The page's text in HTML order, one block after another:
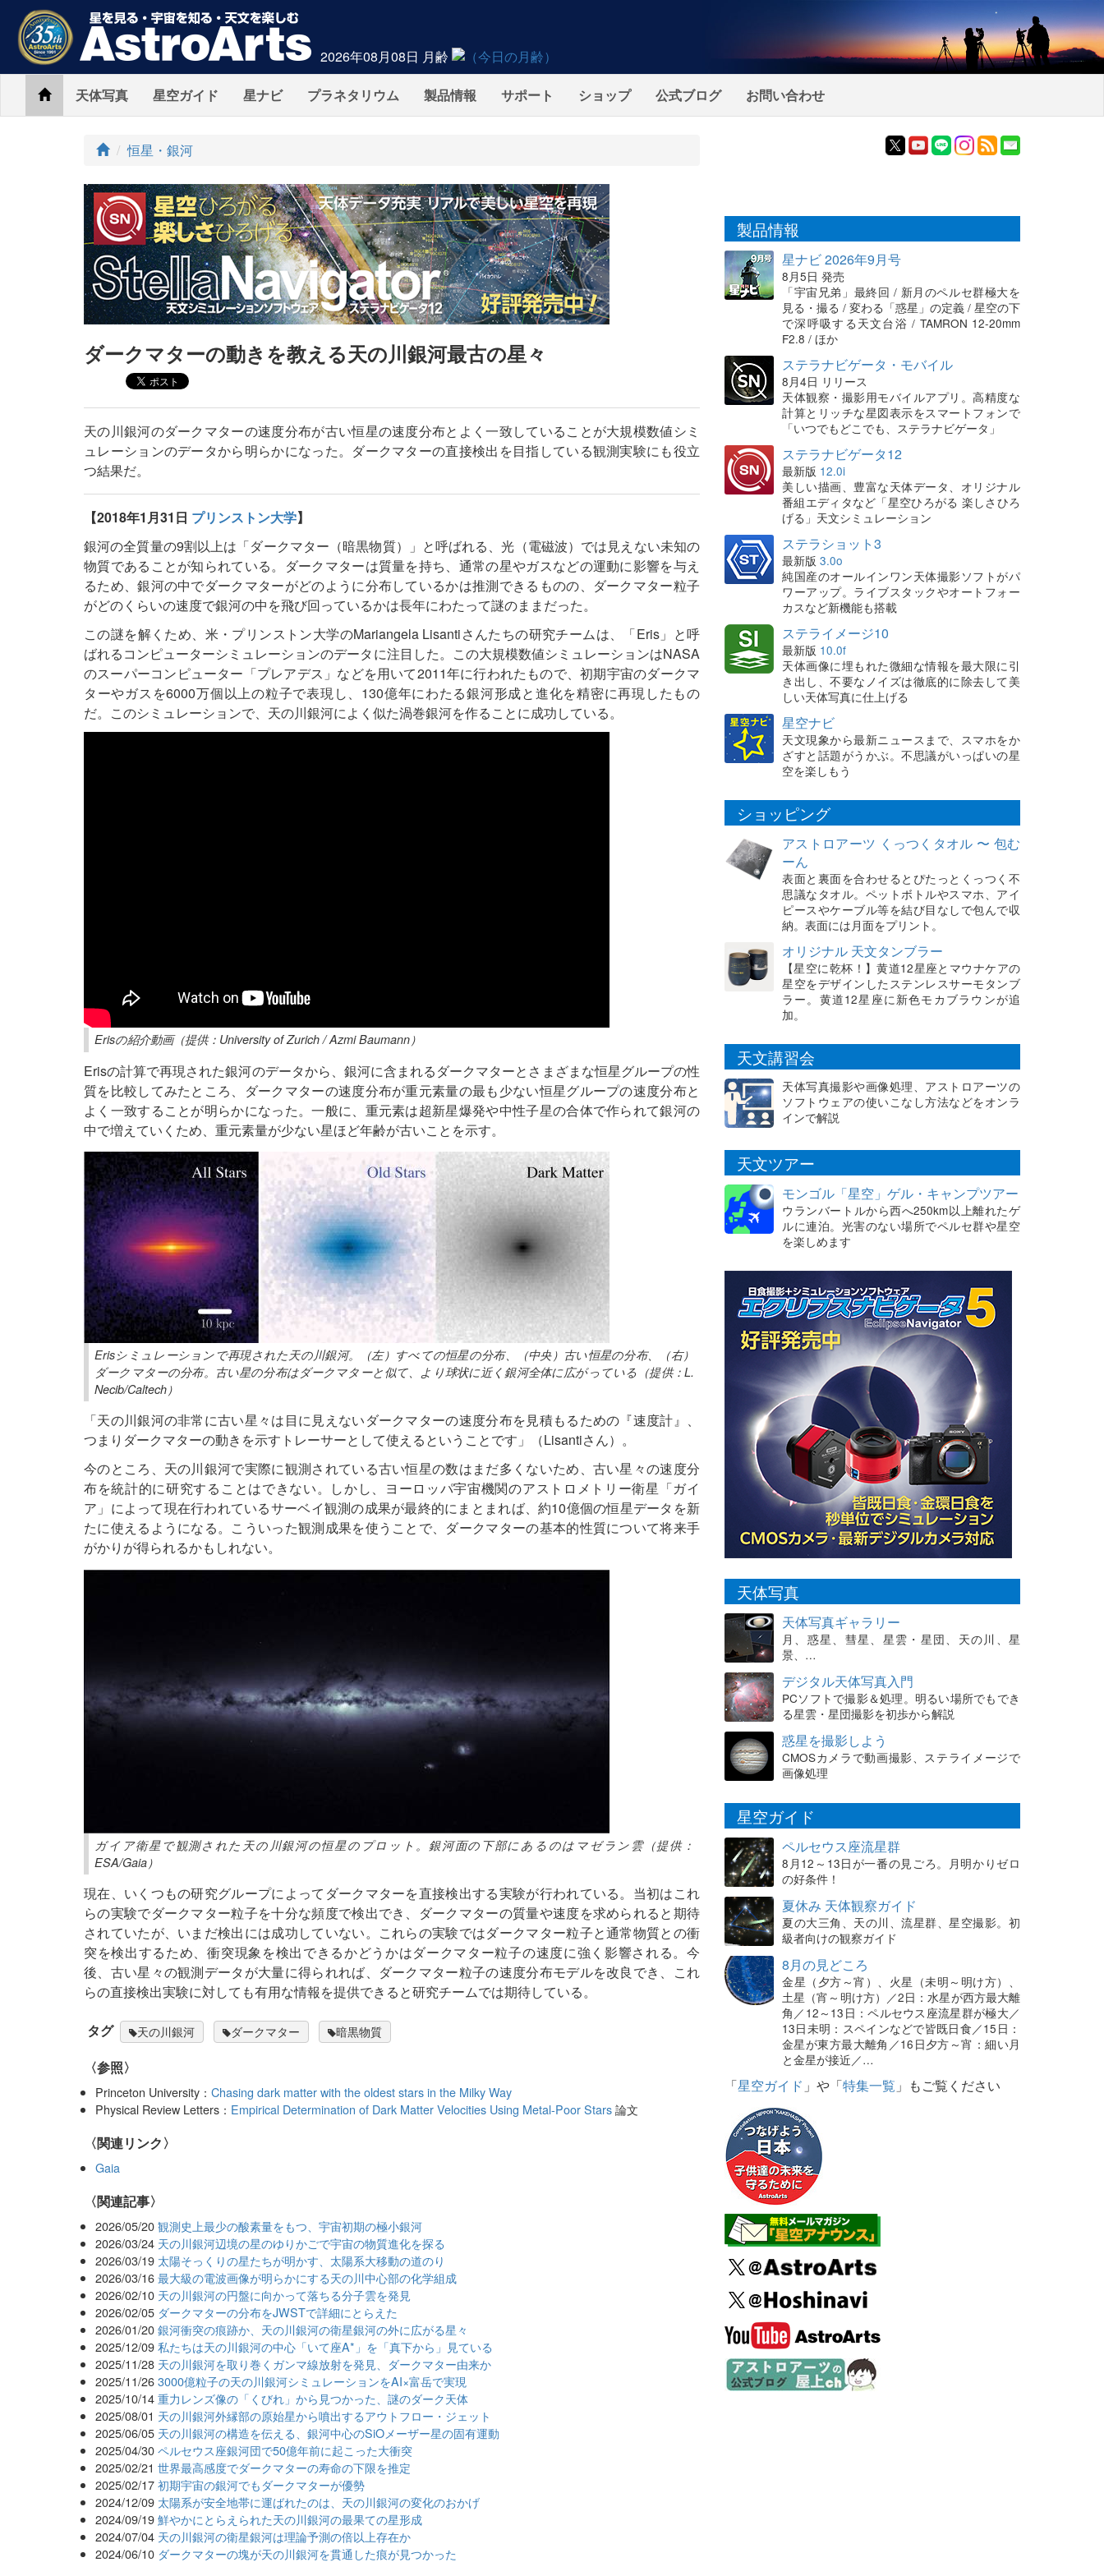
2026年08月08日 月齢
Home天体写真 星空ガイド 星ナビ プラネタリウム 製品情報 サポート ショップ 公式ブログ お問い合わせ
ト
プ
恒星・銀河
ダークマターの動きを教える天の川銀河最古の星々
天の川銀河のダークマターの速度分布が古い恒星の速度分布とよく一致していることが大規模数値シミ
ュレーションのデータから明らかになった。ダークマターの直接検出を目指している観測実験にも役立
つ結果だ。
【2018年1月31日 プリンストン大学】
銀河の全質量の9割以上は「ダークマター（暗黒物質）」と呼ばれる、光（電磁波）では見えない未知の
物質であることが知られている。ダークマターは質量を持ち、通常の星やガスなどの運動に影響を与え
るため、銀河の中でダークマターがどのように分布しているかは推測できるものの、ダークマター粒子
がどのくらいの速度で銀河の中を飛び回っているかは長年にわたって謎のままだった。
この謎を解くため、米・プリンストン大学のMariangela Lisantiさんたちの研究チームは、「Eris」と呼
ばれるコンピューターシミュレーションのデータに注目した。この大規模数値シミュレーションはNASA
のスーパーコンピューター「プレアデス」などを用いて2011年に行われたもので、初期宇宙のダークマ
ターやガスを6000万個以上の粒子で表現し、130億年にわたる銀河形成と進化を精密に再現したもの
だ。このシミュレーションで、天の川銀河によく似た渦巻銀河を作ることに成功している。
Erisの紹介動画（提供：University of Zurich / Azmi Baumann）
Erisの計算で再現された銀河のデータから、銀河に含まれるダークマターとさまざまな恒星グループの性
質を比較してみたところ、ダークマターの速度分布が重元素量の最も少ない恒星グループの速度分布と
よく一致することが明らかになった。一般に、重元素は超新星爆発や中性子星の合体で作られて銀河の
中で増えていくため、重元素量が少ない星ほど年齢が古いことを示す。
Erisシミュレーションで再現された天の川銀河。（左）すべての恒星の分布、（中央）古い恒星の分布、（右）
ダークマターの分布。古い星の分布はダークマターと似て、より球状に近く銀河全体に広がっている（提供：L.
Necib/Caltech）
「天の川銀河の非常に古い星々は目に見えないダークマターの速度分布を見積もるための『速度計』、
つまりダークマターの動きを示すトレーサーとして使えるということです」（Lisantiさん）。
今のところ、天の川銀河で実際に観測されている古い恒星の数はまだ多くないため、古い星々の速度分
布を統計的に研究することはできない。しかし、ヨーロッパ宇宙機関のアストロメトリー衛星「ガイ
ア」によって現在行われているサーベイ観測の成果が最終的にまとまれば、約10億個の恒星データを新
たに使えるようになる。こういった観測成果を使うことで、ダークマターの基本的性質について将来手
がかりが得られるかもしれない。
ガイア衛星で観測された天の川銀河の恒星のプロット。銀河面の下部にあるのはマゼラン雲（提供：
ESA/Gaia）
現在、いくつもの研究グループによってダークマターを直接検出する実験が行われている。当初はこれ
らの実験でダークマター粒子を十分な頻度で検出でき、ダークマターの質量や速度を求められると期待
されていたが、いまだ検出には成功していない。これらの実験ではダークマター粒子と通常物質との衝
突を検出するため、衝突現象を検出できるかどうかはダークマター粒子の速度に強く影響される。今
後、古い星々の観測データが大量に得られれば、ダークマター粒子の速度分布モデルを改良でき、これ
らの直接検出実験に対しても有用な情報を提供できると研究チームでは期待している。
タグ 天の川銀河 ダークマター 暗黒物質
〈参照〉
Princeton University：Chasing dark matter with the oldest stars in the Milky Way
Physical Review Letters： Empirical Determination of Dark Matter Velocities Using Metal-Poor Stars論文
〈関連リンク〉
Gaia
関連記事
2026/05/20 観測史上最少の酸素量をもつ、宇宙初期の極小銀河
2026/03/24 天の川銀河辺境の星のゆりかごで宇宙の物質進化を探る
2026/03/19 太陽そっくりの星たちが明かす、太陽系大移動の道のり
2026/03/16 最大級の電波画像が明らかにする天の川中心部の化学組成
2026/02/10 天の川銀河の円盤に向かって落ちる分子雲を発見
2026/02/05 ダークマターの分布をJWSTで詳細にとらえた
2026/01/20 銀河衝突の痕跡か、天の川銀河の衛星銀河の外に広がる星々
2025/12/09 私たちは天の川銀河の中心「いて座A*」を「真下から」見ている
2025/11/28 天の川銀河を取り巻くガンマ線放射を発見、ダークマター由来か
2025/11/26 3000億粒子の天の川銀河シミュレーションをAI×富岳で実現
2025/10/14 重力レンズ像の「くびれ」から見つかった、謎のダーク天体
2025/08/01 天の川銀河外縁部の原始星から噴出するアウトフロー・ジェット
2025/06/05 天の川銀河の構造を伝える、銀河中心のSiOメーザー星の固有運動
2025/04/30 ペルセウス座銀河団で50億年前に起こった大衝突
2025/02/21 世界最高感度でダークマターの寿命の下限を推定
2025/02/17 初期宇宙の銀河でもダークマターが優勢
2024/12/09 太陽系が安全地帯に運ばれたのは、天の川銀河の変化のおかげ
2024/09/19 鮮やかにとらえられた天の川銀河の最果ての星形成
2024/07/04 天の川銀河の衛星銀河は理論予測の倍以上存在か
2024/06/10 ダークマターの塊が天の川銀河を貫通した痕が見つかった
製品情報
星ナビ 2026年9月号
8月5日 発売
「宇宙兄弟」最終回 / 新月のペルセ群極大を
見る・撮る / 変わる「惑星」の定義 / 星空の下
で深呼吸する天文台浴 / TAMRON 12-20mm
F2.8 / ほか
ステラナビゲータ・モバイル
8月4日 リリース
天体観察・撮影用モバイルアプリ。高精度な
計算とリッチな星図表示をスマートフォンで
「いつでもどこでも、ステラナビゲータ」
ステラナビゲータ12
最新版 12.0i
美しい描画、豊富な天体データ、オリジナル
番組エディタなど「星空ひろがる 楽しさひろ
げる」天文シミュレーション
ステラショット3
最新版 3.0o
純国産のオールインワン天体撮影ソフトがパ
ワーアップ。ライブスタックやオートフォー
カスなど新機能も搭載
ステライメージ10
最新版 10.0f
天体画像に埋もれた微細な情報を最大限に引
き出し、不要なノイズは徹底的に除去して美
しい天体写真に仕上げる
星空ナビ
天文現象から最新ニュースまで、スマホをか
ざすと話題がうかぶ。不思議がいっぱいの星
空を楽しもう
ショッピング
アストロアーツ くっつくタオル 〜 包む
ーん
表面と裏面を合わせるとぴたっとくっつく不
思議なタオル。ペットボトルやスマホ、アイ
ピースやケーブル等を結び目なしで包んで収
納。表面には月面をプリント。
オリジナル 天文タンブラー
【星空に乾杯！】黄道12星座とマウナケアの
星空をデザインしたステンレスサーモタンブ
ラー。黄道12星座に新色モカブラウンが追
加。
天文講習会
天体写真撮影や画像処理、アストロアーツの
ソフトウェアの使いこなし方法などをオンラ
インで解説
天文ツアー
モンゴル「星空」ゲル・キャンプツアー
ウランバートルから西へ250km以上離れたゲ
ルに連泊。光害のない場所でペルセ群や星空
を楽しめます
天体写真
天体写真ギャラリー
月、惑星、彗星、星雲・星団、天の川、星
景、…
デジタル天体写真入門
PCソフトで撮影＆処理。明るい場所でもでき
る星雲・星団撮影を初歩から解説
惑星を撮影しよう
CMOSカメラで動画撮影、ステライメージで
画像処理
星空ガイド
ペルセウス座流星群
8月12～13日が一番の見ごろ。月明かりゼロ
の好条件！
夏休み 天体観察ガイド
夏の大三角、天の川、流星群、星空撮影。初
級者向けの観察ガイド
8月の見どころ
金星（夕方～宵）、火星（未明～明け方）、
土星（宵～明け方）／2日：水星が西方最大離
角／12～13日：ペルセウス座流星群が極大／
13日未明：スペインなどで皆既日食／15日：
金星が東方最大離角／16日夕方～宵：細い月
と金星が接近／…
「星空ガイド 」や「特集一覧 」もご覧ください